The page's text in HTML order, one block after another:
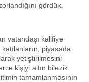
gördük.
vatandaşı kalifiye
piyasada
yetiştirilmesini
kişiyi altın bilezik
tamamlanmasının